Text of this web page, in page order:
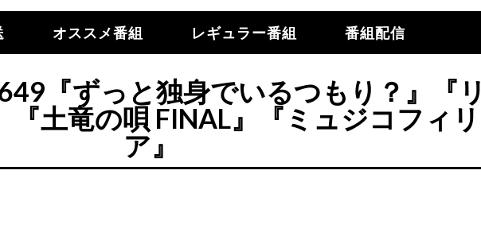
オススメ番組 レギュラー番組 番組配信
『ずっと独身でいるつもり？』『リ
『土竜の唄 FINAL』『ミュジコフィリ
ア』